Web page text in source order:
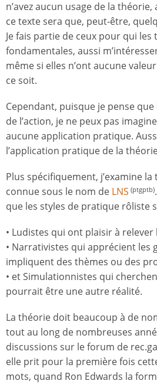
n’avez aucun usage de la
ce texte sera que, peut-être,
Je fais partie de ceux pour qui
fondamentales, aussi
même si elles n’ont aucune
ce soit.
Cependant, puisque je pense
de l’action, je ne peux pas
aucune application pratique.
l’application pratique de la
Plus spécifiquement, j’examine
connue sous le nom de LNS (ptgptb)
que les styles de pratique rôliste
• Ludistes qui ont plaisir à relever
• Narrativistes qui apprécient les
impliquent des thèmes ou des
• et Simulationnistes qui
pourrait être une autre réalité.
La théorie doit beaucoup à de
tout au long de nombreuses
discussions sur le forum de
elle prit pour la première fois
mots, quand Ron Edwards la